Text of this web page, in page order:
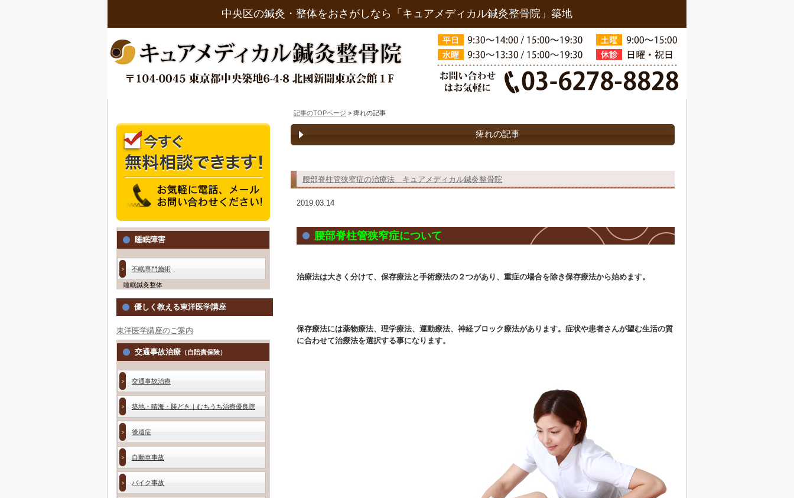
中央区の鍼灸・整体をおさがしなら「キュアメディカル鍼灸整骨院」築地
記事のTOPページ > 痺れの記事
痺れの記事
腰部脊柱管狭窄症の治療法 キュアメディカル鍼灸整骨院
2019.03.14
腰部脊柱管狭窄症について
治療法は大きく分けて、保存療法と手術療法の２つがあり、重症の場合を除き保存療法から始めます。
保存療法には薬物療法、理学療法、運動療法、神経ブロック療法があります。症状や患者さんが望む生活の質
に合わせて治療法を選択する事になります。
睡眠障害
不眠専門施術
睡眠鍼灸整体
優しく教える東洋医学講座
東洋医学講座のご案内
交通事故治療 （自賠責保険）
交通事故治療
築地・晴海・勝どき｜むちうち治療優良院
後遺症
自動車事故
バイク事故